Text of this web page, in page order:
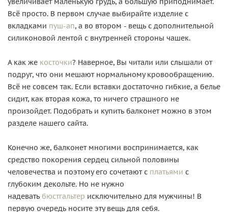
Всё просто. В первом случае выбирайте изделие с
вкладками пуш-ап, а во втором - вещь с дополнительной
силиконовой лентой с внутренней стороны чашек.
А как же косточки? Наверное, Вы читали или слышали от
подруг, что они мешают нормальному кровообращению.
Всё не совсем так. Если вставки достаточно гибкие, а белье
сидит, как вторая кожа, то ничего страшного не
произойдет. Подобрать и купить балконет можно в этом
разделе нашего сайта.
Конечно же, балконет многими воспринимается, как
средство покорения сердец сильной половины
человечества и поэтому его сочетают с платьями с
глубоким декольте. Но не нужно
надевать бюстгальтер исключительно для мужчины! В
первую очередь носите эту вещь для себя.